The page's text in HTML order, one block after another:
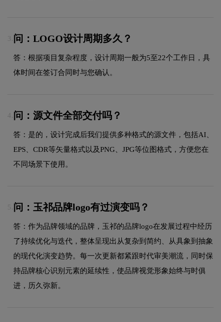
3. 问：LOGO设计周期多久？
答：根据项目复杂程度，设计周期一般为5至22个工作日，具
体时间在签订合同时与您确认。
4. 问：源文件全部交付吗？
答：是的，设计完成后我们提供多种格式的源文件，包括AI、
EPS、CDR等矢量格式以及PNG、JPG等位图格式，方便您在
不同场景下使用。
5. 问：玉祁品牌logo有过演变吗？
答：作为品牌领域的品牌，玉祁的品牌logo在发展过程中经历
了持续优化与迭代，整体呈现出从复杂到简约、从具象到抽象
的现代化演变趋势。每一次更新都紧跟时代审美潮流，同时保
持品牌核心识别元素的延续性，使品牌视觉形象始终与时俱
进，历久弥新。